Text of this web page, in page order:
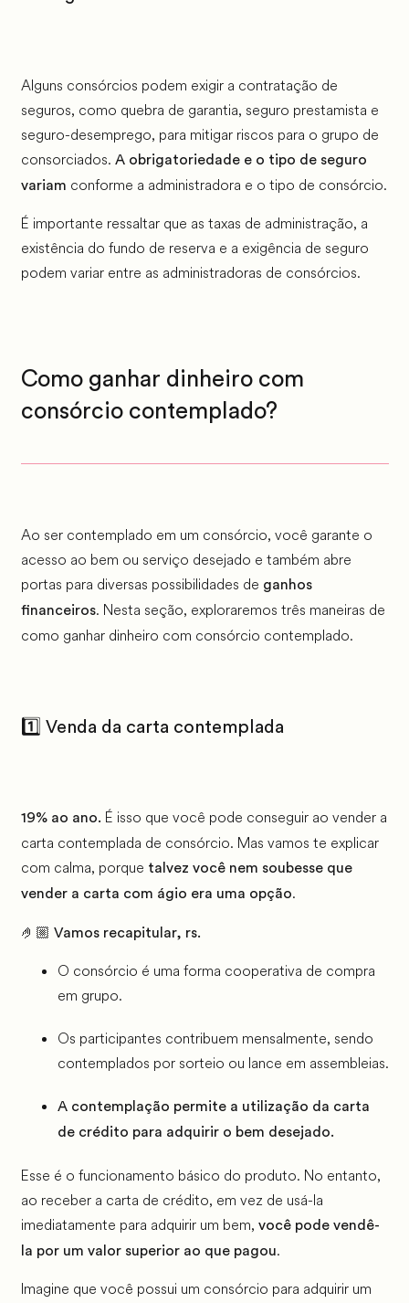
Alguns consórcios podem exigir a contratação de
seguros, como quebra de garantia, seguro prestamista e
seguro-desemprego, para mitigar riscos para o grupo de
consorciados. A obrigatoriedade e o tipo de seguro
variam conforme a administradora e o tipo de consórcio.
É importante ressaltar que as taxas de administração, a
existência do fundo de reserva e a exigência de seguro
podem variar entre as administradoras de consórcios.
Como ganhar dinheiro com
consórcio contemplado?
Ao ser contemplado em um consórcio, você garante o
acesso ao bem ou serviço desejado e também abre
portas para diversas possibilidades de ganhos
financeiros. Nesta seção, exploraremos três maneiras de
como ganhar dinheiro com consórcio contemplado.
1️⃣ Venda da carta contemplada
19% ao ano. É isso que você pode conseguir ao vender a
carta contemplada de consórcio. Mas vamos te explicar
com calma, porque talvez você nem soubesse que
vender a carta com ágio era uma opção.
🤌🏼 Vamos recapitular, rs.
O consórcio é uma forma cooperativa de compra
em grupo.
Os participantes contribuem mensalmente, sendo
contemplados por sorteio ou lance em assembleias.
A contemplação permite a utilização da carta
de crédito para adquirir o bem desejado.
Esse é o funcionamento básico do produto. No entanto,
ao receber a carta de crédito, em vez de usá-la
imediatamente para adquirir um bem, você pode vendê-
la por um valor superior ao que pagou.
Imagine que você possui um consórcio para adquirir um